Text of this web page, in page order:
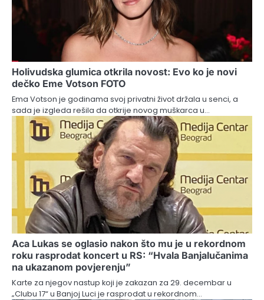
Holivudska glumica otkrila novost: Evo ko je novi
dečko Eme Votson FOTO
Ema Votson je godinama svoj privatni život držala u senci, a
sada je izgleda rešila da otkrije novog muškarca u…
Aca Lukas se oglasio nakon što mu je u rekordnom
roku rasprodat koncert u RS: “Hvala Banjalučanima
na ukazanom povjerenju”
Karte za njegov nastup koji je zakazan za 29. decembar u
„Clubu 17“ u Banjoj Luci je rasprodat u rekordnom…